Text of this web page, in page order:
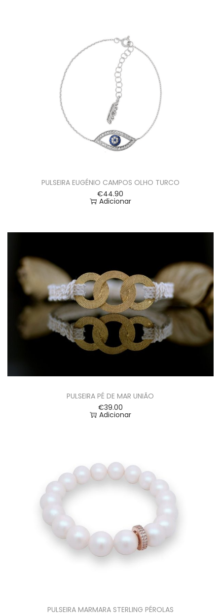
PULSEIRA EUGÉNIO CAMPOS OLHO TURCO
€44.90
Adicionar
PULSEIRA PÉ DE MAR UNIÃO
€39.00
Adicionar
PULSEIRA MARMARA STERLING PÉROLAS